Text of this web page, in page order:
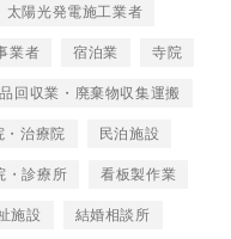
太陽光発電施工業者
業者 宿泊業 寺院
回収業・廃棄物収集運搬
・治療院 民泊施設
・診療所 看板製作業
施設 結婚相談所